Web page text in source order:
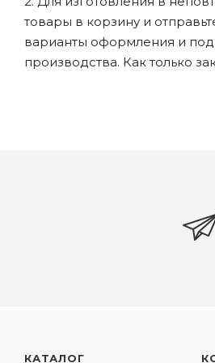
товары в корзину и
варианты оформления и
производства. Как только
КАТАЛОГ